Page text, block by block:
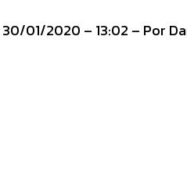
01/2020 – 13:02 – Por